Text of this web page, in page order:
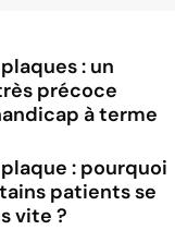
: un
précoce
à terme
: pourquoi
patients se
vite ?